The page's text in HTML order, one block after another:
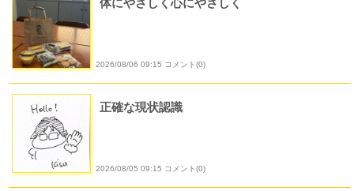
体にやさしく心にやさしく
2026/08/06 09:15 コメント(0)
正確な現状認識
2026/08/05 09:15 コメント(0)